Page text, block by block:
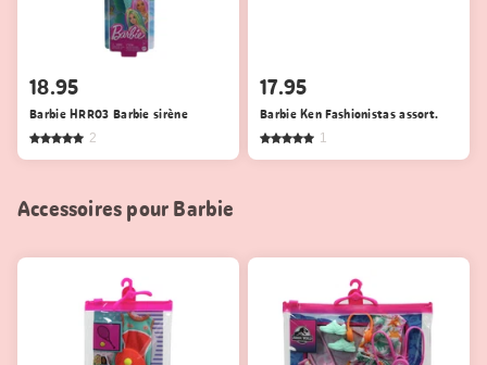
18.95
Barbie HRR03 Barbie sirène
2
17.95
Barbie Ken Fashionistas assort.
1
Accessoires pour Barbie